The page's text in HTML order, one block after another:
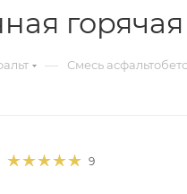
— Смесь
9